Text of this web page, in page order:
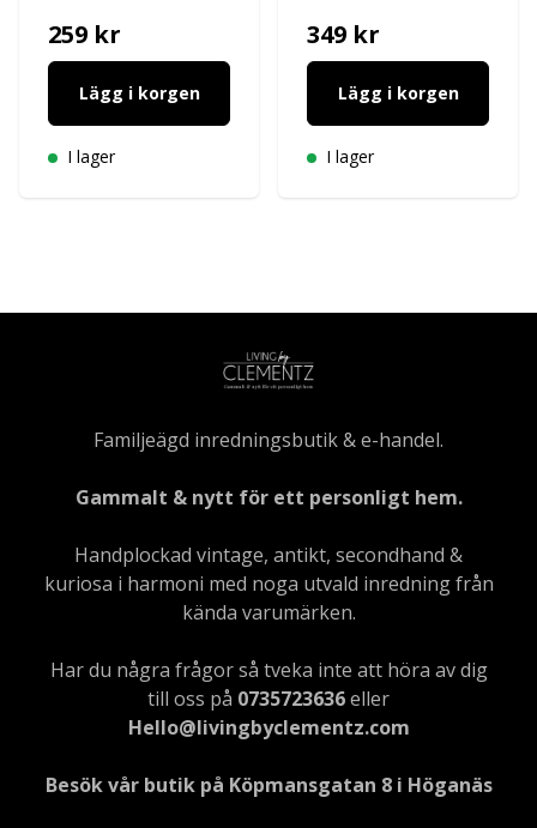
259 kr
Lägg i korgen
I lager
349 kr
Lägg i korgen
I lager
Familjeägd inredningsbutik & e-handel.
Gammalt & nytt för ett personligt hem.
Handplockad vintage, antikt, secondhand &
kuriosa i harmoni med noga utvald inredning från
kända varumärken.
Har du några frågor så tveka inte att höra av dig
till oss på 0735723636eller
Hello@livingbyclementz.com
Besök vår butik på Köpmansgatan 8 i Höganäs